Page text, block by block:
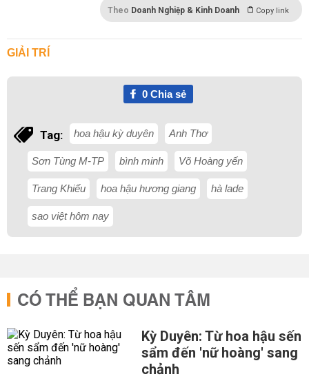
Theo Doanh Nghiệp & Kinh Doanh Copy link
GIẢI TRÍ
0Chia sẻ
Tag: hoa hậu kỳ duyên Anh Thơ
Sơn Tùng M-TP bình minh Võ Hoàng yến
Trang Khiếu hoa hậu hương giang hà lade
sao việt hôm nay
CÓ THỂ BẠN QUAN TÂM
Kỳ Duyên: Từ hoa hậu sến
sẩm đến 'nữ hoàng' sang
chảnh